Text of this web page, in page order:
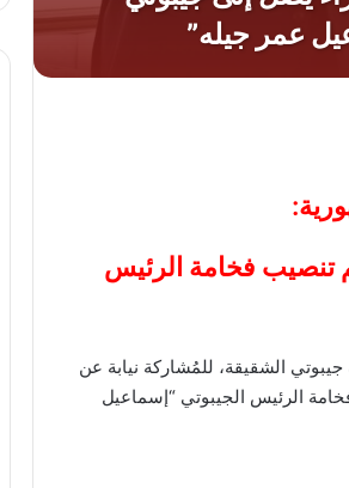
تنصيب فخامة الرئيس
الشقيقة، للمُشاركة نيابة عن
الرئيس الجيبوتي “إسماعيل